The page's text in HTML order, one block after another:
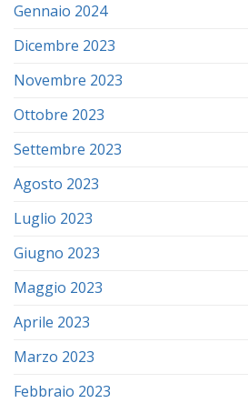
Gennaio 2024
Dicembre 2023
Novembre 2023
Ottobre 2023
Settembre 2023
Agosto 2023
Luglio 2023
Giugno 2023
Maggio 2023
Aprile 2023
Marzo 2023
Febbraio 2023